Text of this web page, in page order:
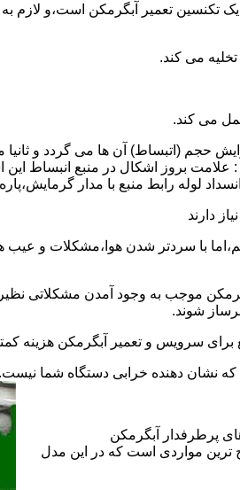
یک تکنسین تعمیر آبگرمکن است،و
می کند.
حجم (اتبساط) آن ها می گردد و
علامت بروز اشکال در منبع انبساط
لوله رابط منبع با مدار
دارند
با سردتر شدن هوا،مشکلات و
موجب به وجود آمدن مشکلاتی
شوند.
برای سرویس و تعمیر آبگرمکن هزینه
نشان دهنده خرابی دستگاه شما
پرطرفدار آبگرمکن
مواردی است که در این مدل